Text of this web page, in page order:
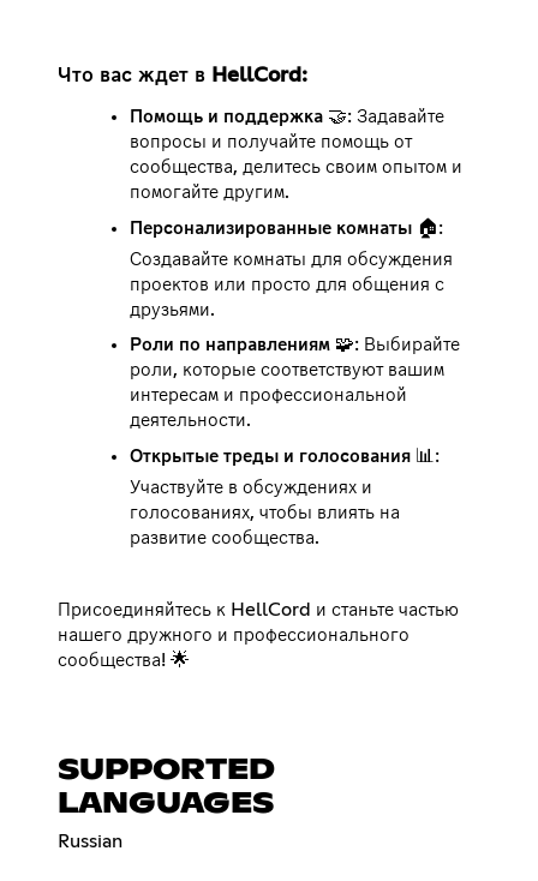
Что вас ждет в HellCord:
Помощь и поддержка 🤝: Задавайте
вопросы и получайте помощь от
сообщества, делитесь своим опытом и
помогайте другим.
Персонализированные комнаты 🏠:
Создавайте комнаты для обсуждения
проектов или просто для общения с
друзьями.
Роли по направлениям 🧩: Выбирайте
роли, которые соответствуют вашим
интересам и профессиональной
деятельности.
Открытые треды и голосования 📊:
Участвуйте в обсуждениях и
голосованиях, чтобы влиять на
развитие сообщества.
Присоединяйтесь к HellCord и станьте частью
нашего дружного и профессионального
сообщества! 🌟
SUPPORTED
LANGUAGES
Russian